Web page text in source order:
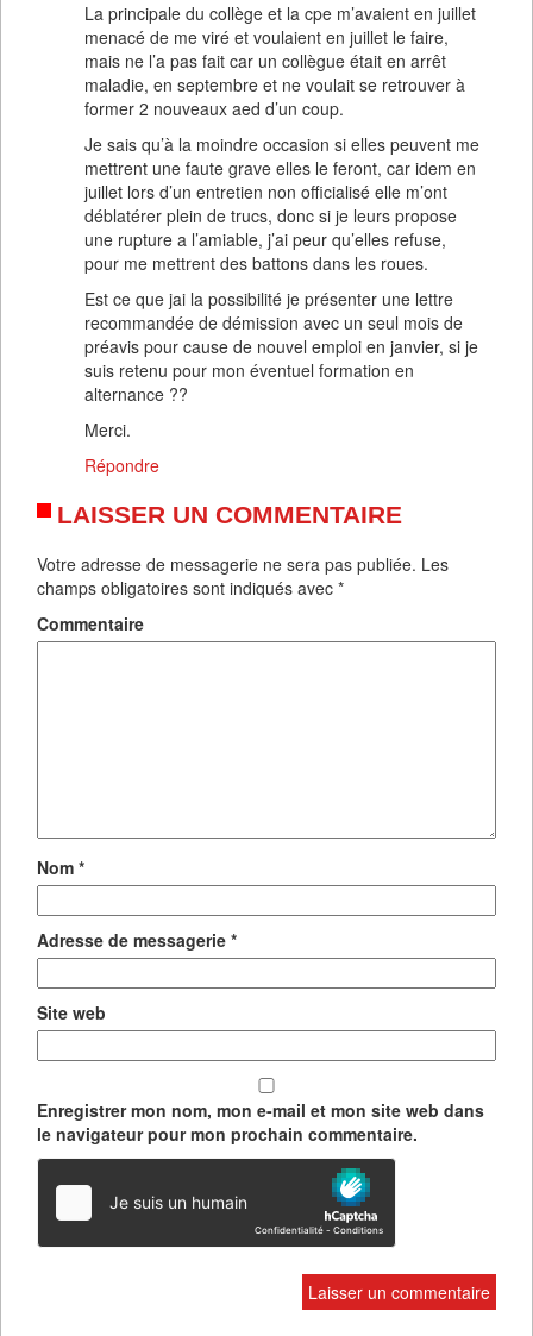
La principale du collège et la cpe m’avaient en juillet
menacé de me viré et voulaient en juillet le faire,
mais ne l’a pas fait car un collègue était en arrêt
maladie, en septembre et ne voulait se retrouver à
former 2 nouveaux aed d’un coup.
Je sais qu’à la moindre occasion si elles peuvent me
mettrent une faute grave elles le feront, car idem en
juillet lors d’un entretien non officialisé elle m’ont
déblatérer plein de trucs, donc si je leurs propose
une rupture a l’amiable, j’ai peur qu’elles refuse,
pour me mettrent des battons dans les roues.
Est ce que jai la possibilité je présenter une lettre
recommandée de démission avec un seul mois de
préavis pour cause de nouvel emploi en janvier, si je
suis retenu pour mon éventuel formation en
alternance ??
Merci.
Répondre
LAISSER UN COMMENTAIRE
Votre adresse de messagerie ne sera pas publiée. Les
champs obligatoires sont indiqués avec *
Commentaire
Nom *
Adresse de messagerie *
Site web
Enregistrer mon nom, mon e-mail et mon site web dans
le navigateur pour mon prochain commentaire.